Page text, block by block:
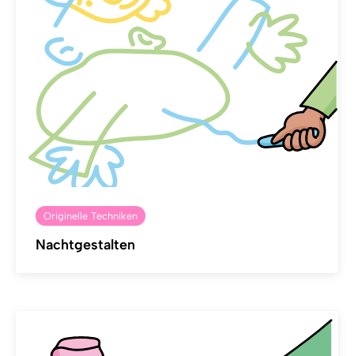
Originelle Techniken
Nachtgestalten